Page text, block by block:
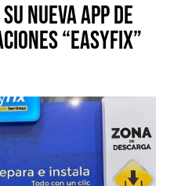
nueva app de
“Easyfix”